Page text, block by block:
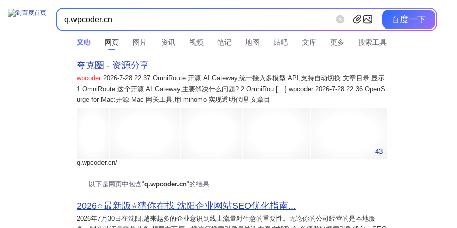
百度一下
网页 图片 资讯 视频 笔记 地图 贴吧 文库 更多 搜索工具
夸克圈 - 资源分享
wpcoder 2026-7-28 22:37 OmniRoute:开源 AI Gateway,统一接入多模型 API,支持自动切换 文章目录 显示
1 OmniRoute 这个开源 AI Gateway,主要解决什么问题? 2 OmniRou […] wpcoder 2026-7-28 22:36 OpenS
urge for Mac:开源 Mac 网关工具,用 mihomo 实现透明代理 文章目
43
q.wpcoder.cn/
以下是网页中包含"q.wpcoder.cn"的结果:
2026⭐️最新版⭐️猜你在找 沈阳企业网站SEO优化指南...
2026年7月30日在沈阳,越来越多的企业意识到线上流量对生意的重要性。无论你的公司经营的是本地服